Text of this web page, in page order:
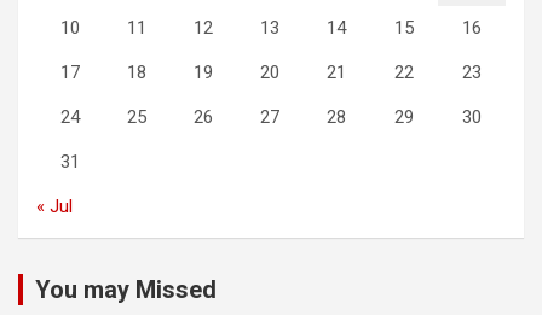
10 11 12 13 14 15 16
17 18 19 20 21 22 23
24 25 26 27 28 29 30
31
« Jul
You may Missed